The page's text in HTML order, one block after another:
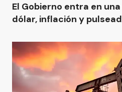
El Gobierno entra en
dólar, inflación y